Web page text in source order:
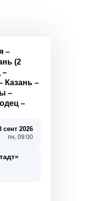
–
(2
–
Казань –
–
–
сент 2026
пн, 09:00